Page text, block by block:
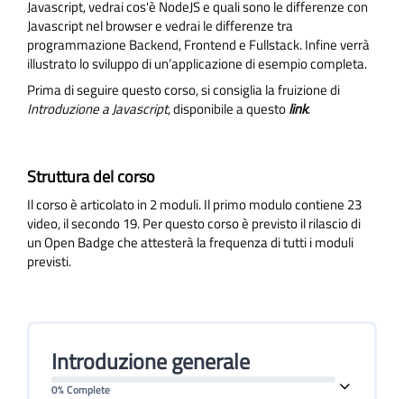
Javascript, vedrai cos'è NodeJS e quali sono le differenze con
Javascript nel browser e vedrai le differenze tra
programmazione Backend, Frontend e Fullstack. Infine verrà
illustrato lo sviluppo di un’applicazione di esempio completa.
Prima di seguire questo corso, si consiglia la fruizione di
Introduzione a Javascript, disponibile a questolink.
Struttura del corso
Il corso è articolato in 2 moduli. Il primo modulo contiene 23
video, il secondo 19.Per questo corso è previsto il rilascio di
un Open Badge che attesterà la frequenza di tutti i moduli
previsti.
Introduzione generale
0% Complete